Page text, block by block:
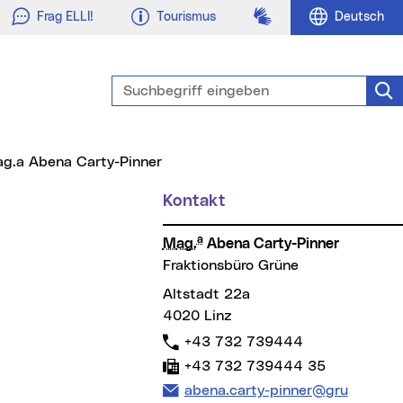
Frag ELLI! Tourismus Gebärdensprache
Deutsch
Suchbegriff eingeben
Abena Carty-Pinner
Weitere Informationen
Kontakt
Mag.aAbena Carty-Pinner
Fraktionsbüro Grüne
Altstadt 22a
4020 Linz
Tel:
+43 732 739444
Fax:
+43 732 739444 35
E-Mail Adresse:
abena.carty-pinner@gru